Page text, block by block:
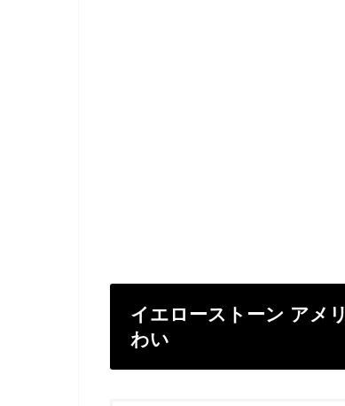
イエローストーン アメ
わい